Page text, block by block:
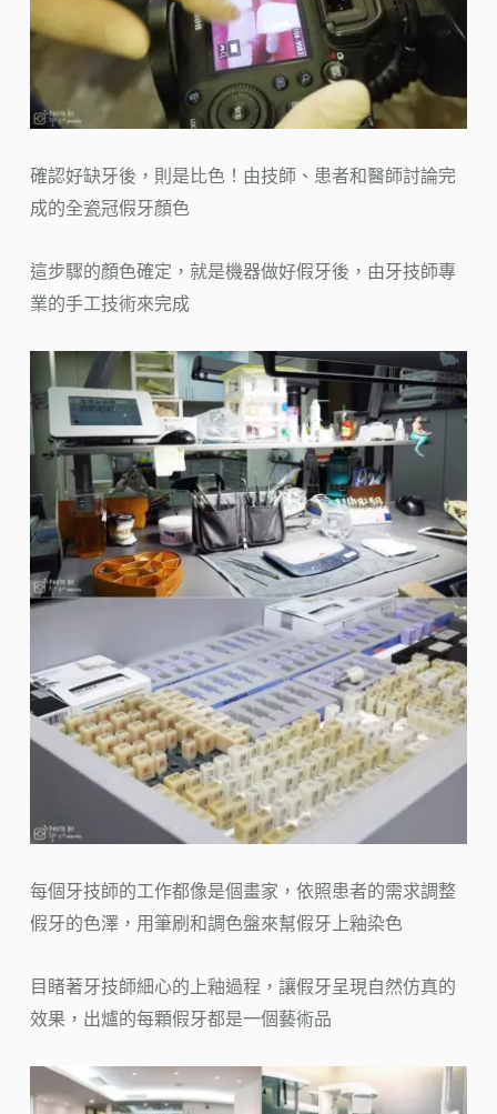
確認好缺牙後，則是比色！由技師、患者和醫師討論完
成的全瓷冠假牙顏色
這步驟的顏色確定，就是機器做好假牙後，由牙技師專
業的手工技術來完成
每個牙技師的工作都像是個畫家，依照患者的需求調整
假牙的色澤，用筆刷和調色盤來幫假牙上釉染色
目睹著牙技師細心的上釉過程，讓假牙呈現自然仿真的
效果，出爐的每顆假牙都是一個藝術品